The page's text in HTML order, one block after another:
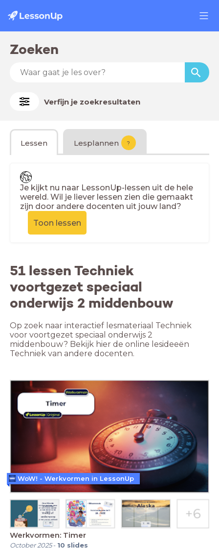
Zoeken
Verfijn je zoekresultaten
Lessen Lesplannen ?
Je kijkt nu naar LessonUp-lessen uit de hele
wereld. Wil je liever lessen zien die gemaakt
zijn door andere docenten uit jouw land?
Toon lessen
51 lessen Techniek
voortgezet speciaal
onderwijs 2 middenbouw
Op zoek naar interactief lesmateriaal Techniek
voor voortgezet speciaal onderwijs 2
middenbouw? Bekijk hier de online lesideeën
Techniek van andere docenten.
Werkvormen: Timer
October 2025- 10 slides
WoW! - Werkvormen in LessonUp